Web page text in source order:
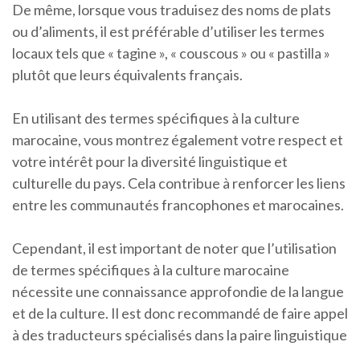
De même, lorsque vous traduisez des noms de plats
ou d’aliments, il est préférable d’utiliser les termes
locaux tels que « tagine », « couscous » ou « pastilla »
plutôt que leurs équivalents français.
En utilisant des termes spécifiques à la culture
marocaine, vous montrez également votre respect et
votre intérêt pour la diversité linguistique et
culturelle du pays. Cela contribue à renforcer les liens
entre les communautés francophones et marocaines.
Cependant, il est important de noter que l’utilisation
de termes spécifiques à la culture marocaine
nécessite une connaissance approfondie de la langue
et de la culture. Il est donc recommandé de faire appel
à des traducteurs spécialisés dans la paire linguistique